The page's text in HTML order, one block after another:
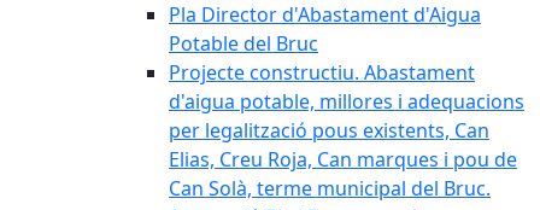
Pla Director d'Abastament d'Aigua
Potable del Bruc
Projecte constructiu. Abastament
d'aigua potable, millores i adequacions
per legalització pous existents, Can
Elias, Creu Roja, Can marques i pou de
Can Solà, terme municipal del Bruc.